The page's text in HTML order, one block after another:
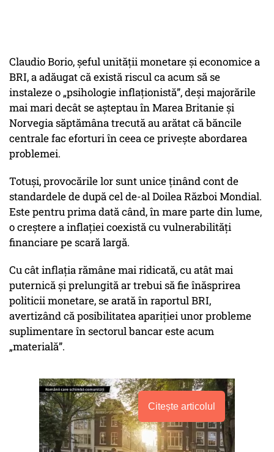
Claudio Borio, șeful unității monetare și economice a
BRI, a adăugat că există riscul ca acum să se
instaleze o „psihologie inflaționistă”, deși majorările
mai mari decât se așteptau în Marea Britanie și
Norvegia săptămâna trecută au arătat că băncile
centrale fac eforturi în ceea ce privește abordarea
problemei.
Totuși, provocările lor sunt unice ținând cont de
standardele de după cel de-al Doilea Război Mondial.
Este pentru prima dată când, în mare parte din lume,
o creștere a inflației coexistă cu vulnerabilități
financiare pe scară largă.
Cu cât inflația rămâne mai ridicată, cu atât mai
puternică și prelungită ar trebui să fie înăsprirea
politicii monetare, se arată în raportul BRI,
avertizând că posibilitatea apariției unor probleme
suplimentare în sectorul bancar este acum
„materială”.
Citește articolul